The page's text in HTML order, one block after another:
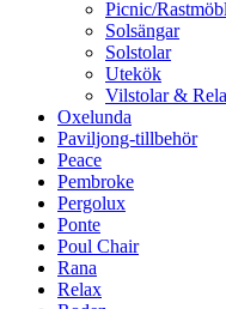
Picnic/
Solsängar
Solstolar
Utekök
Vilstolar &
Oxelunda
Paviljong-tillbehör
Peace
Pembroke
Pergolux
Ponte
Poul Chair
Rana
Relax